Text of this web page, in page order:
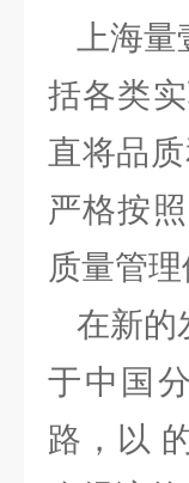
上海量
括各类
直将品
严格按
质量管理
在新的
于中国
路，以